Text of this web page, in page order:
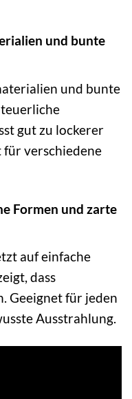
und bunte
und bunte
gut zu lockerer
verschiedene
Formen und zarte
auf einfache
dass
Geeignet für jeden
Ausstrahlung.